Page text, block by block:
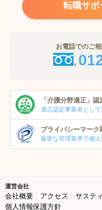
転職サ
お電話でのご
「介護分野適正」 認
適正認定事業者とし
プライバシーマーク
厳密な管理基準で個人
運営会社
会社概要 アクセス サステ
個人情報保護方針